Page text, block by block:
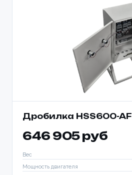
Дробилка HSS600-AF
646 905 руб
Вес
Мощность двигателя